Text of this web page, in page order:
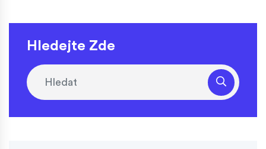
Hledejte Zde